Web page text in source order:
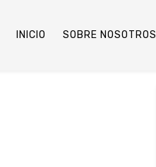
INICIO SOBRE NOSOTROS